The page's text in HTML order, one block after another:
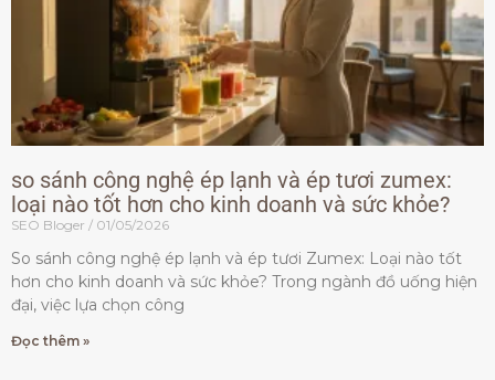
so sánh công nghệ ép lạnh và ép tươi zumex:
loại nào tốt hơn cho kinh doanh và sức khỏe?
SEO Bloger 01/05/2026
So sánh công nghệ ép lạnh và ép tươi Zumex: Loại nào tốt
hơn cho kinh doanh và sức khỏe? Trong ngành đồ uống hiện
đại, việc lựa chọn công
Đọc thêm »